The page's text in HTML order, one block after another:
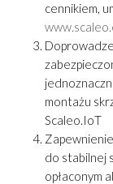
cennikiem,
montażu
Scaleo.IoT
do stabilnej
opłaconym